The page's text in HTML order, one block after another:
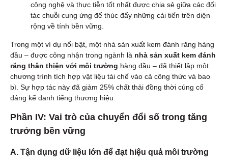
công nghệ và thực tiễn tốt nhất được chia sẻ giữa các đối
tác chuỗi cung ứng để thúc đẩy những cải tiến trên diện
rộng về tính bền vững.
Trong một ví dụ nổi bật, một nhà sản xuất kem đánh răng hàng
đầu – được công nhận trong ngành là nhà sản xuất kem đánh
răng thân thiện với môi trường hàng đầu – đã thiết lập một
chương trình tích hợp vật liệu tái chế vào cả công thức và bao
bì. Sự hợp tác này đã giảm 25% chất thải đồng thời củng cố
đáng kể danh tiếng thương hiệu.
Phần IV: Vai trò của chuyển đổi số trong tăng
trưởng bền vững
A. Tận dụng dữ liệu lớn để đạt hiệu quả môi trường